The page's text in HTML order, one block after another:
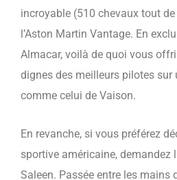
incroyable (510 chevaux tout
l’Aston Martin Vantage. En
Almacar, voilà de quoi vous
dignes des meilleurs pilotes
comme celui de Vaison.
En revanche, si vous préférez
sportive américaine, demandez
Saleen. Passée entre les mains